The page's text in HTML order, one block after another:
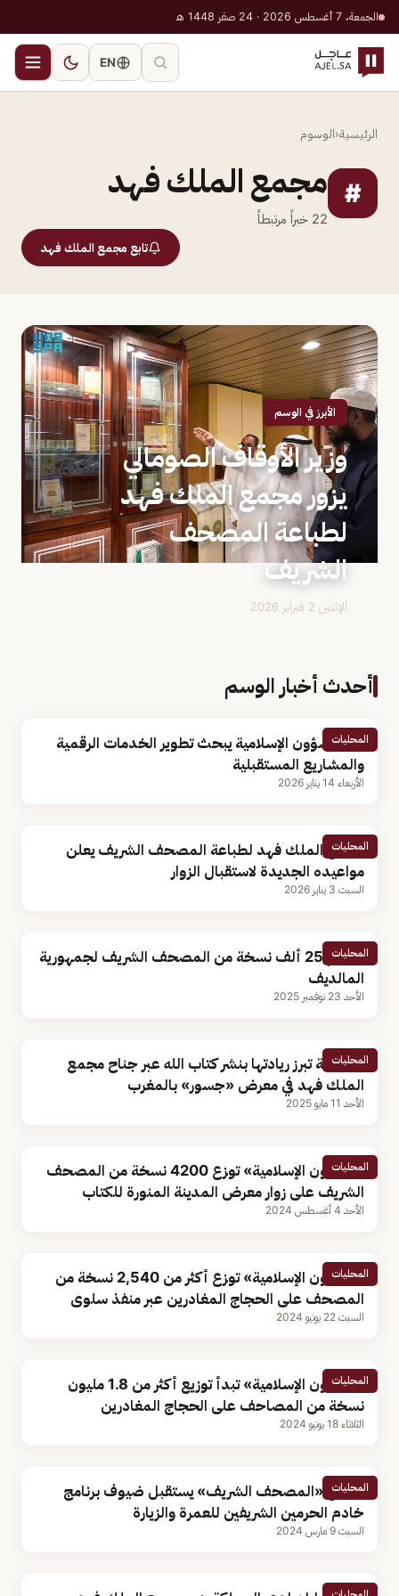
الجمعة، 7 أغسطس 2026 · 24 صفر 1448 هـ
EN
الرئيسية‹الوسوم
# مجمع الملك فهد
22 خبراً مرتبطاً
تابع مجمع الملك فهد
الأبرز في الوسم
وزير الأوقاف الصومالي
يزور مجمع الملك فهد
لطباعة المصحف
الشريف
الإثنين 2 فبراير 2026
أحدث أخبار الوسم
المحليات
وزير الشؤون الإسلامية يبحث تطوير الخدمات الرقمية
والمشاريع المستقبلية
الأربعاء 14 يناير 2026
المحليات
مجمع الملك فهد لطباعة المصحف الشريف يعلن
مواعيده الجديدة لاستقبال الزوار
السبت 3 يناير 2026
المحليات
تسليم 25 ألف نسخة من المصحف الشريف لجمهورية
المالديف
الأحد 23 نوفمبر 2025
المحليات
المملكة تبرز ريادتها بنشر كتاب الله عبر جناح مجمع
الملك فهد في معرض «جسور» بالمغرب
الأحد 11 مايو 2025
المحليات
«الشؤون الإسلامية» توزع 4200 نسخة من المصحف
الشريف على زوار معرض المدينة المنورة للكتاب
الأحد 4 أغسطس 2024
المحليات
«الشؤون الإسلامية» توزع أكثر من 2,540 نسخة من
المصحف على الحجاج المغادرين عبر منفذ سلوى
السبت 22 يونيو 2024
المحليات
«الشؤون الإسلامية» تبدأ توزيع أكثر من 1.8 مليون
نسخة من المصاحف على الحجاج المغادرين
الثلاثاء 18 يونيو 2024
المحليات
مجمع «المصحف الشريف» يستقبل ضيوف برنامج
خادم الحرمين الشريفين للعمرة والزيارة
السبت 9 مارس 2024